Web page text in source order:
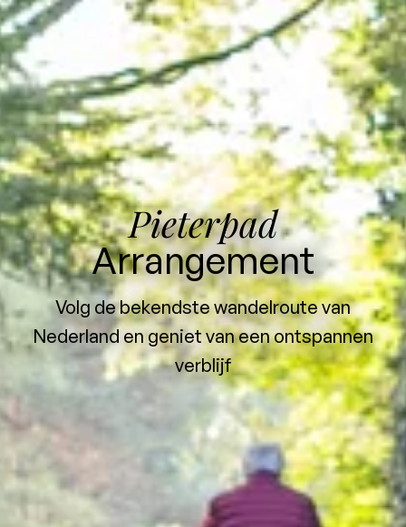
Pieterpad
Arrangement
Volg de bekendste wandelroute van
Nederland en geniet van een ontspannen
verblijf